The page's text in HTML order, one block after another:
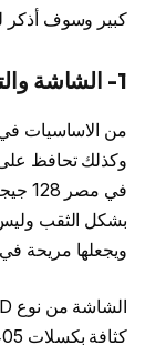
كبير وسوف أذكر
1- الشاشة والتصميم الرائع
من الاساسيات
بشكل الثقب
ويجعلها مريحة